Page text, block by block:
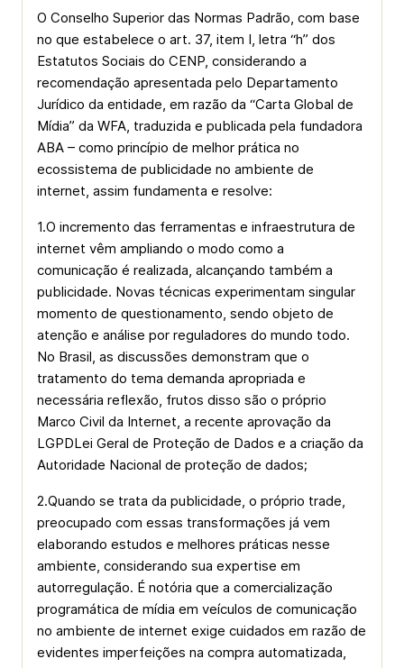
O Conselho Superior das Normas­ Padrão, com base
no que estabelece o art. 37, item I, letra “h” dos
Estatutos Sociais do CENP, considerando a
recomendação apresentada pelo Departamento
Jurídico da entidade, em razão da “Carta Global de
Mídia” da WFA, traduzida e publicada pela fundadora
ABA – como princípio de melhor prática no
ecossistema de publicidade no ambiente de
internet, assim fundamenta e resolve:
1.O incremento das ferramentas e infraestrutura de
internet vêm ampliando o modo como a
comunicação é realizada, alcançando também a
publicidade. Novas técnicas experimentam singular
momento de questionamento, sendo objeto de
atenção e análise por reguladores do mundo todo.
No Brasil, as discussões demonstram que o
tratamento do tema demanda apropriada e
necessária reflexão, frutos disso são o próprio
Marco Civil da Internet, a recente aprovação da
LGPD­Lei Geral de Proteção de Dados e a criação da
Autoridade Nacional de proteção de dados;
2.Quando se trata da publicidade, o próprio trade,
preocupado com essas transformações já vem
elaborando estudos e melhores práticas nesse
ambiente, considerando sua expertise em
autorregulação. É notória que a comercialização
programática de mídia em veículos de comunicação
no ambiente de internet exige cuidados em razão de
evidentes imperfeições na compra automatizada,